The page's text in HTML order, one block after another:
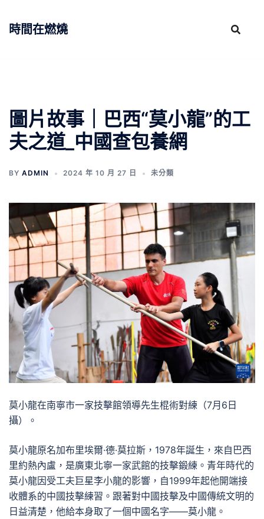
時間在燃燒
圖片故事｜巴西“莫小龍”的工
夫之道_中國查包養網
BY ADMIN 2024 年 10 月 27 日 未分類
莫小龍在南寧市一家技擊館領導先生棍術對練（7月6日
攝）。
莫小龍原名加布里埃爾·德·莫拉斯，1978年誕生，來自巴西
里約熱內盧，是廣東北寧一家武館的技擊鍛練。青年時代的
莫小龍因受工夫巨星李小龍的影響，自1999年起他開端接
收體系的中國技擊練習。跟著對中國技擊及中國傳統文明的
日益清楚，他給本身取了一個中國名字——莫小龍。